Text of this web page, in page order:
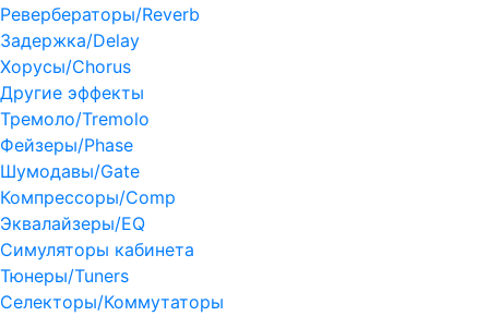
Ревербераторы/Reverb
Задержка/Delay
Хорусы/Chorus
Другие эффекты
Тремоло/Tremolo
Фейзеры/Phase
Шумодавы/Gate
Компрессоры/Comp
Эквалайзеры/EQ
Симуляторы кабинета
Тюнеры/Tuners
Селекторы/Коммутаторы